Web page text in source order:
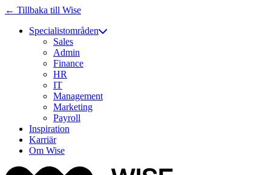
← Tillbaka till Wise
Specialistområden
Sales
Admin
Finance
HR
IT
Management
Marketing
Payroll
Inspiration
Karriär
Om Wise